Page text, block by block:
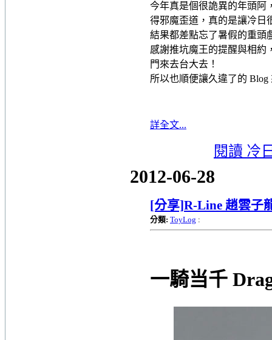
今年真是個很詭異的年頭阿
得邪魔歪道，真的是讓冷日
結果都差點忘了暑假的重頭
感謝推坑魔王的提醒與相約
門來去台大去！
所以也順便讓久違了的
詳全文...
閱讀 冷
2012-06-28
[分享]R-Line 趙雲子
分類: ToyLog :
一騎当千